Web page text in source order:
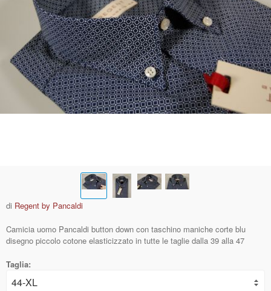
di Regent by Pancaldi
Camicia uomo Pancaldi button down con taschino maniche corte blu
disegno piccolo cotone elasticizzato in tutte le taglie dalla 39 alla 47
Taglia: